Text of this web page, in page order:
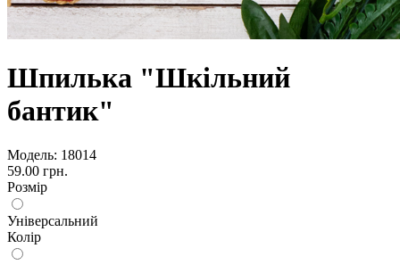
Шпилька "Шкільний
бантик"
Модель: 18014
59.00 грн.
Розмір
Універсальний
Колір